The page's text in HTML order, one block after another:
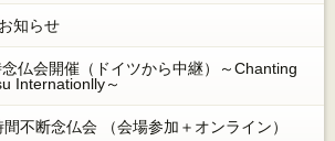
知らせ
仏会開催（ドイツから中継）～Chanting
Internationlly～
不断念仏会 （会場参加＋オンライン）